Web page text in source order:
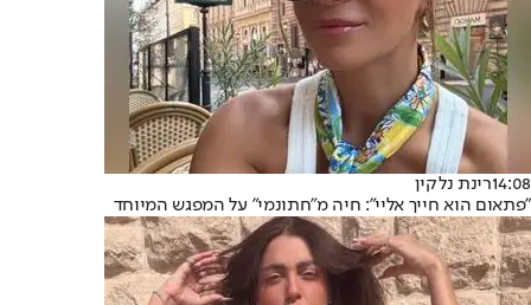
14:08רינת נלקין
"פתאום הוא חייך אליי": חיה מ"חתונמי" על המפגש המיוחד